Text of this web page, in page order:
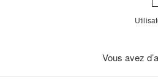
Vous avez